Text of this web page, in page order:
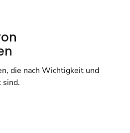
die nach Wichtigkeit und